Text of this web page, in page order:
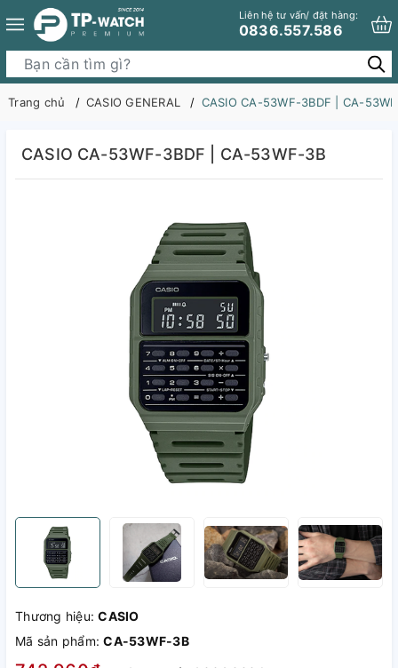
Liên hệ tư vấn/ đặt hàng:
0836.557.586
Trang chủ CASIO GENERAL CASIO CA-53WF-3BDF | CA-
CASIO CA-53WF-3BDF | CA-53WF-3B
Thương hiệu:CASIO
Mã sản phẩm:CA-53WF-3B